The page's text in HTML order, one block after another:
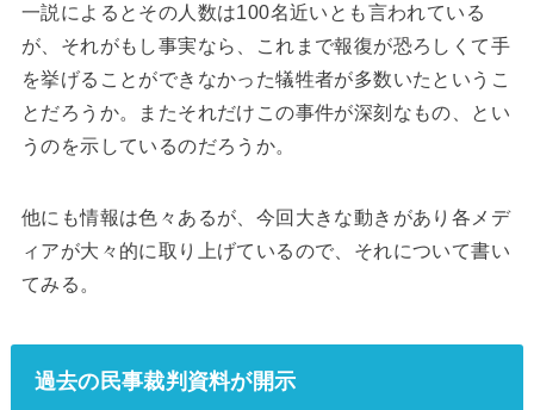
一説によるとその人数は100名近いとも言われている
が、それがもし事実なら、これまで報復が恐ろしくて手
を挙げることができなかった犠牲者が多数いたというこ
とだろうか。またそれだけこの事件が深刻なもの、とい
うのを示しているのだろうか。
他にも情報は色々あるが、今回大きな動きがあり各メデ
ィアが大々的に取り上げているので、それについて書い
てみる。
過去の民事裁判資料が開示